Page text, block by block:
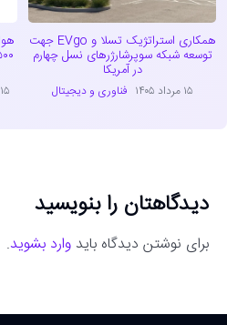
همکاری استراتژیک تسلا و EVgo جهت
توسعه شبکه سوپرشارژرهای نسل چهارم
در آمریکا
۱۵ مرداد ۱۴۰۵ فناوری و دیجیتال ۱۵ مرداد ۱۴۰۵
دیدگاهتان را بنویسید
برای نوشتن دیدگاه باید وارد بشوید.